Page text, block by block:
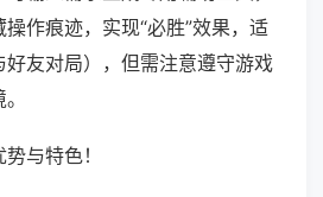
作痕迹，实现“必胜”效果，适
好友对局），但需注意遵守游戏
与特色！